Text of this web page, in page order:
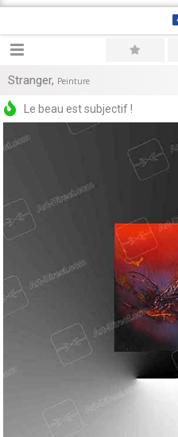
Stranger, Peinture
Le beau est subjectif !